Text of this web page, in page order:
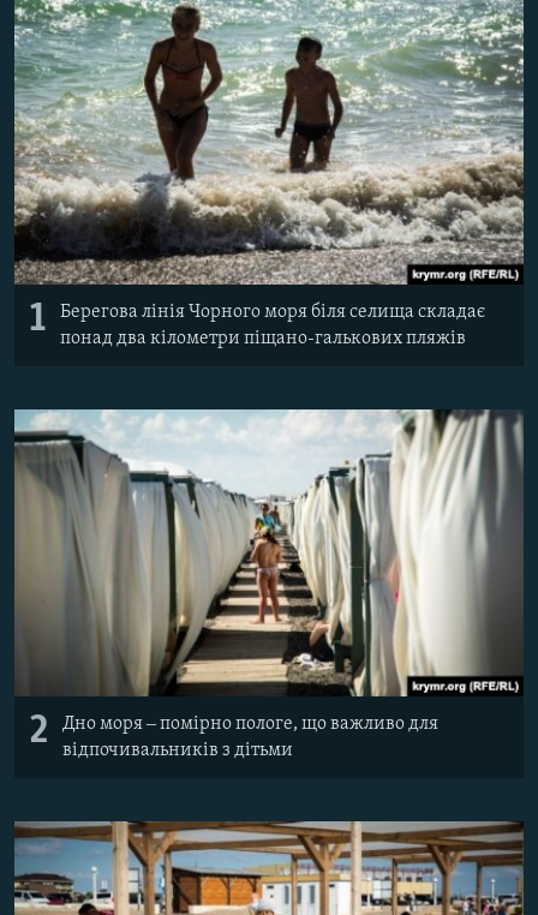
ВІДЕОУРОКИ «ELIFBE»
СВІДЧЕННЯ ОКУПАЦІЇ
УКРАЇНСЬКА ПРОБЛЕМА КРИМУ
ІНФОГРАФІКА
Русский
Qırımtatar
ДОЛУЧАЙСЯ!
Усі сайти RFE/RL
1
Берегова лінія Чорного моря біля селища складає
понад два кілометри піщано-галькових пляжів
2
Дно моря ‒ помірно пологе, що важливо для
відпочивальників з дітьми